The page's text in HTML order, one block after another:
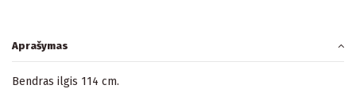
Aprašymas
Bendras ilgis 114 cm.